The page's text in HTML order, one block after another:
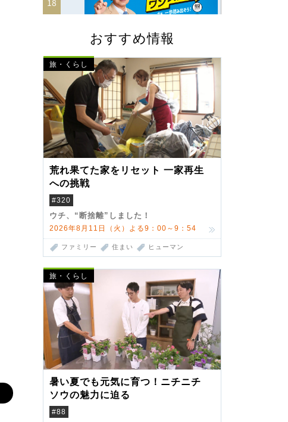
おすすめ情報
旅・くらし
荒れ果てた家をリセット 一家再生
への挑戦
#320
ウチ、“断捨離”しました！
2026年8月11日（火）よる9：00～9：54
ファミリー 住まい ヒューマン
旅・くらし
暑い夏でも元気に育つ！ニチニチ
ソウの魅力に迫る
#88